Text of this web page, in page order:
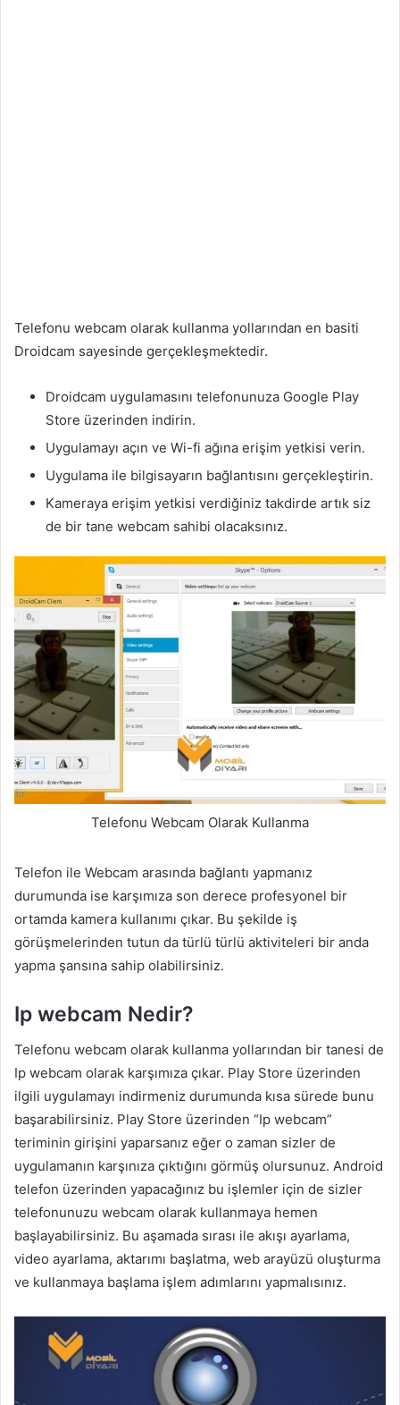
Telefonu webcam olarak kullanma yollarından en basiti
Droidcam sayesinde gerçekleşmektedir.
Droidcam uygulamasını telefonunuza Google Play
Store üzerinden indirin.
Uygulamayı açın ve Wi-fi ağına erişim yetkisi verin.
Uygulama ile bilgisayarın bağlantısını gerçekleştirin.
Kameraya erişim yetkisi verdiğiniz takdirde artık siz
de bir tane webcam sahibi olacaksınız.
Telefonu Webcam Olarak Kullanma
Telefon ile Webcam arasında bağlantı yapmanız
durumunda ise karşımıza son derece profesyonel bir
ortamda kamera kullanımı çıkar. Bu şekilde iş
görüşmelerinden tutun da türlü türlü aktiviteleri bir anda
yapma şansına sahip olabilirsiniz.
Ip webcam Nedir?
Telefonu webcam olarak kullanma yollarından bir tanesi de
Ip webcam olarak karşımıza çıkar. Play Store üzerinden
ilgili uygulamayı indirmeniz durumunda kısa sürede bunu
başarabilirsiniz. Play Store üzerinden “Ip webcam”
teriminin girişini yaparsanız eğer o zaman sizler de
uygulamanın karşınıza çıktığını görmüş olursunuz. Android
telefon üzerinden yapacağınız bu işlemler için de sizler
telefonunuzu webcam olarak kullanmaya hemen
başlayabilirsiniz. Bu aşamada sırası ile akışı ayarlama,
video ayarlama, aktarımı başlatma, web arayüzü oluşturma
ve kullanmaya başlama işlem adımlarını yapmalısınız.